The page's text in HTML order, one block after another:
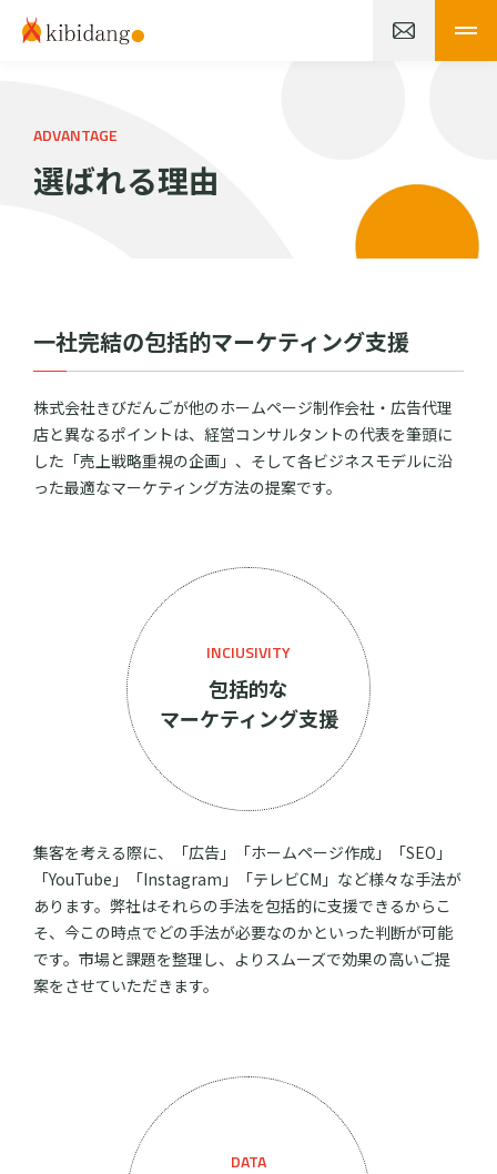
ADVANTAGE
選ばれる理由
一社完結の包括的マーケティング支援
株式会社きびだんごが他のホームページ制作会社・広告代理
店と異なるポイントは、経営コンサルタントの代表を筆頭に
した「売上戦略重視の企画」、そして各ビジネスモデルに沿
った最適なマーケティング方法の提案です。
INCIUSIVITY
包括的な
マーケティング支援
集客を考える際に、「広告」「ホームページ作成」「SEO」
「YouTube」「Instagram」「テレビCM」など様々な手法が
あります。弊社はそれらの手法を包括的に支援できるからこ
そ、今この時点でどの手法が必要なのかといった判断が可能
です。市場と課題を整理し、よりスムーズで効果の高いご提
案をさせていただきます。
DATA